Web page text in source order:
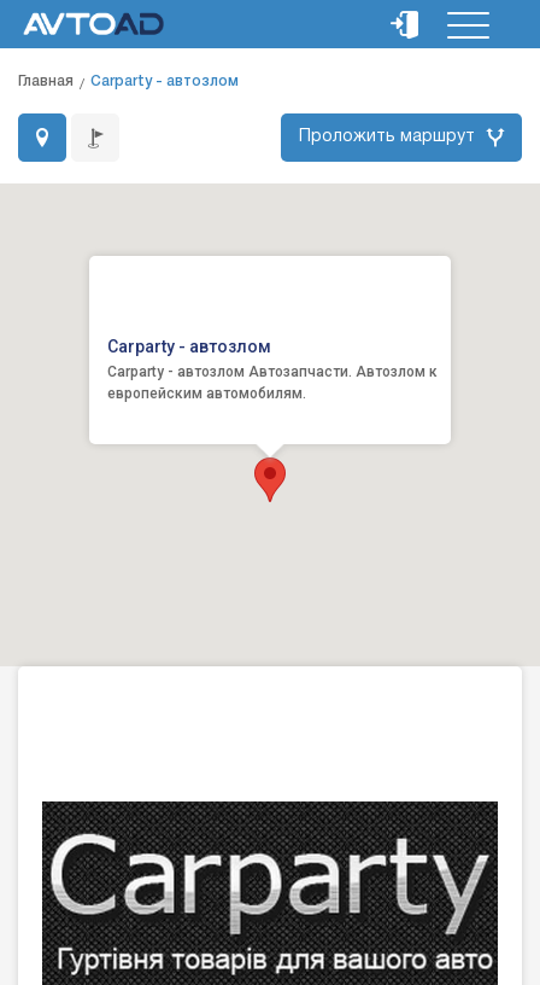
Главная Carparty - автозлом
Проложить маршрут
Carparty - автозлом
Carparty - автозлом Автозапчасти. Автозлом к
европейским автомобилям.